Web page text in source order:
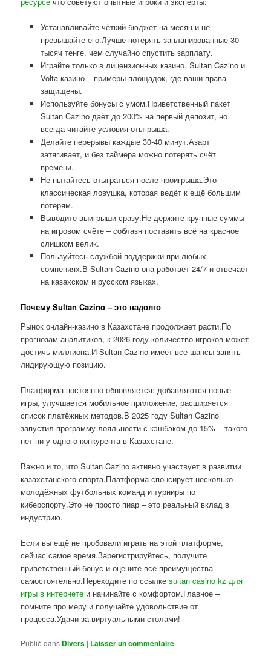
Устанавливайте чёткий бюджет на месяц и не
превышайте его.Лучше потерять запланированные 30
тысяч тенге, чем случайно спустить зарплату.
Играйте только в лицензионных казино. Sultan Cazino и
Volta казино – примеры площадок, где ваши права
защищены.
Используйте бонусы с умом.Приветственный пакет
Sultan Cazino даёт до 200% на первый депозит, но
всегда читайте условия отыгрыша.
Делайте перерывы каждые 30-40 минут.Азарт
затягивает, и без таймера можно потерять счёт
времени.
Не пытайтесь отыграться после проигрыша.Это
классическая ловушка, которая ведёт к ещё большим
потерям.
Выводите выигрыши сразу.Не держите крупные суммы
на игровом счёте – соблазн поставить всё на красное
слишком велик.
Пользуйтесь службой поддержки при любых
сомнениях.В Sultan Cazino она работает 24/7 и отвечает
на казахском и русском языках.
Почему Sultan Cazino – это надолго
Рынок онлайн-казино в Казахстане продолжает расти.По
прогнозам аналитиков, к 2026 году количество игроков может
достичь миллиона.И Sultan Cazino имеет все шансы занять
лидирующую позицию.
Платформа постоянно обновляется: добавляются новые
игры, улучшается мобильное приложение, расширяется
список платёжных методов.В 2025 году Sultan Cazino
запустил программу лояльности с кэшбэком до 15% – такого
нет ни у одного конкурента в Казахстане.
Важно и то, что Sultan Cazino активно участвует в развитии
казахстанского спорта.Платформа спонсирует несколько
молодёжных футбольных команд и турниры по
киберспорту.Это не просто пиар – это реальный вклад в
индустрию.
Если вы ещё не пробовали играть на этой платформе,
сейчас самое время.Зарегистрируйтесь, получите
приветственный бонус и оцените все преимущества
самостоятельно.Переходите по ссылкеsultan casino kz для
игры в интернете и начинайте с комфортом.Главное –
помните про меру и получайте удовольствие от
процесса.Удачи за виртуальными столами!
Publié dans Divers | Laisser un commentaire